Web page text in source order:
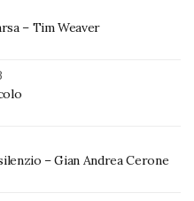
– Tim Weaver
– Gian Andrea Cerone